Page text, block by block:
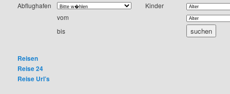
Abflughafen
Kinder
vom
bis
Reisen
Reise 24
Reise Url’s